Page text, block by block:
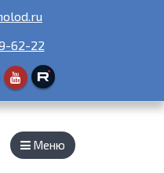
62-22
Меню